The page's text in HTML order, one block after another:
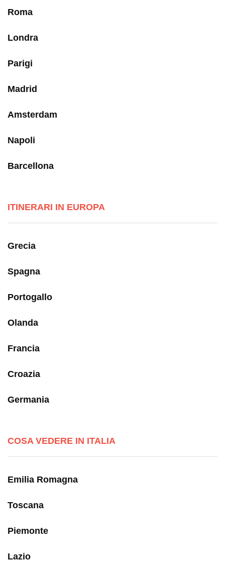
Roma
Londra
Parigi
Madrid
Amsterdam
Napoli
Barcellona
ITINERARI IN EUROPA
Grecia
Spagna
Portogallo
Olanda
Francia
Croazia
Germania
COSA VEDERE IN ITALIA
Emilia Romagna
Toscana
Piemonte
Lazio